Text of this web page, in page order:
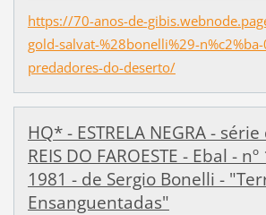
https://70-anos-de-
gold-salvat-%28bonelli%29-
predadores-do-deserto/
HQ* - ESTRELA NEGRA -
REIS DO FAROESTE - Ebal -
1981 - de Sergio Bonelli -
Ensanguentadas"